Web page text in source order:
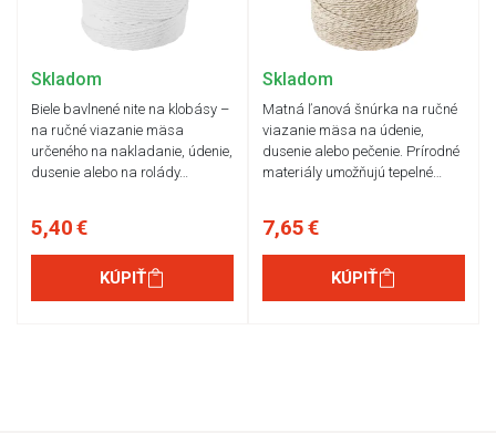
Skladom
Biele bavlnené nite na klobásy –
na ručné viazanie mäsa
určeného na nakladanie, údenie,
dusenie alebo na rolády…
5,40 €
KÚPIŤ
Skladom
Matná ľanová šnúrka na ručné
viazanie mäsa na údenie,
dusenie alebo pečenie. Prírodné
materiály umožňujú tepelné…
7,65 €
KÚPIŤ